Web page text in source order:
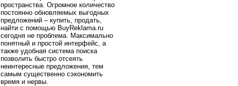
пространства. Огромное количество
постоянно обновляемых выгодных
предложений – купить, продать,
найти с помощью BuyReklama.ru
сегодня не проблема. Максимально
понятный и простой интерфейс, а
также удобная система поиска
позволить быстро отсеять
неинтересные предложения, тем
самым существенно сэкономить
время и нервы.